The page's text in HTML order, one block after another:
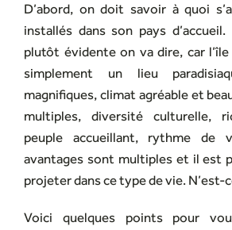
D’abord, on doit savoir à quoi
installés dans son pays
plutôt évidente on va dire, car
simplement un lieu
magnifiques, climat agréable et
multiples, diversité culturelle,
peuple accueillant, rythme de
avantages sont multiples et il est
projeter dans ce type de vie. N’est-
Voici quelques points pour